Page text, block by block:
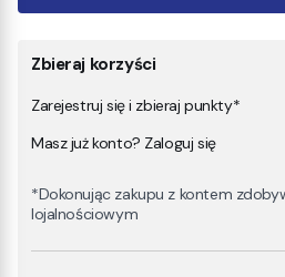
Zbieraj korzyści
Zarejestruj się i zbieraj punkty*
Masz już konto? Zaloguj się
*Dokonując zakupu z kontem
lojalnościowym